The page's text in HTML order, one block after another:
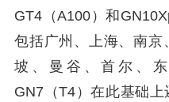
GT4（A100）和
包括广州、上海、南京
坡、曼谷、首尔、
GN7（T4）在此基础